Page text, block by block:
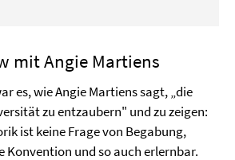
mit Angie Martiens
es, wie Angie Martiens sagt, „die
zu entzaubern" und zu zeigen:
ist keine Frage von Begabung,
Konvention und so auch erlernbar.